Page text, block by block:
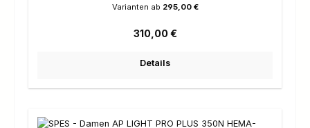
Varianten ab 295,00 €
Regulärer Preis:
310,00 €
Details